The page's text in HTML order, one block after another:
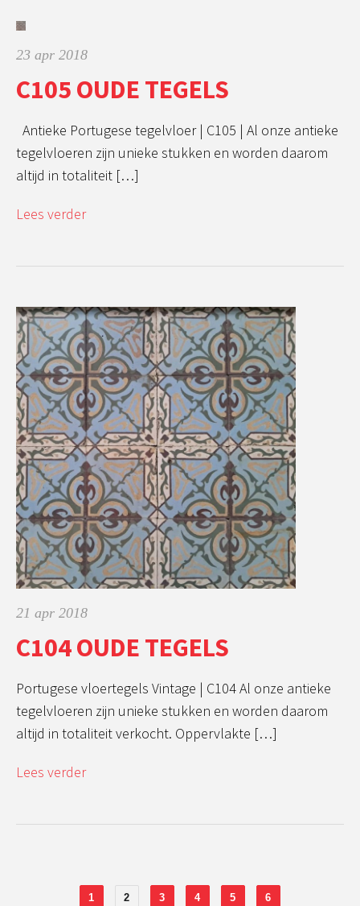
23 apr 2018
C105 OUDE TEGELS
Antieke Portugese tegelvloer | C105 | Al onze antieke
tegelvloeren zijn unieke stukken en worden daarom
altijd in totaliteit […]
Lees verder
21 apr 2018
C104 OUDE TEGELS
Portugese vloertegels Vintage | C104 Al onze antieke
tegelvloeren zijn unieke stukken en worden daarom
altijd in totaliteit verkocht. Oppervlakte […]
Lees verder
1 2 3 4 5 6